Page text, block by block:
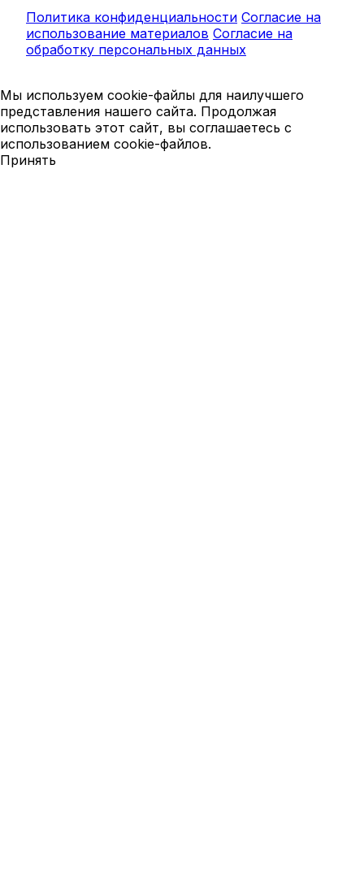
Политика конфиденциальности Согласие на
использование материалов Согласие на
обработку персональных данных
Мы используем cookie-файлы для наилучшего
представления нашего сайта. Продолжая
использовать этот сайт, вы соглашаетесь с
использованием cookie-файлов.
Принять